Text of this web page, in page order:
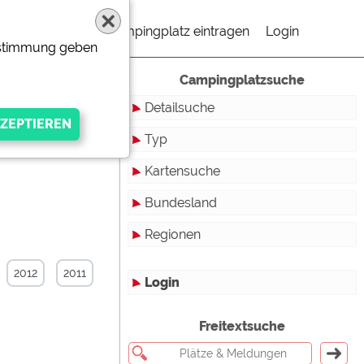
Campingplatz eintragen Login
2012 2011
Campingplatzsuche
Detailsuche
Typ
Touristikstellplätze
Dauerstellplätze
Reisemobilstellplätze
Bungalows
Kartensuche
Bundesland
Baden-Württemberg
Brandenburg
Regionen
Login
Freitextsuche
geben
Anbieters